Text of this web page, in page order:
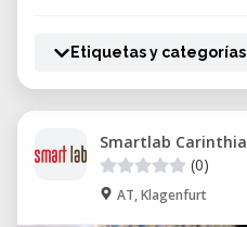
Etiquetas y categorías
Smartlab Carinthia
(0)
AT, Klagenfurt